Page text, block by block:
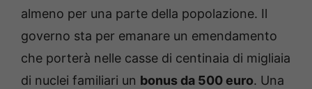
almeno per una parte della popolazione. Il
governo sta per emanare un emendamento
che porterà nelle casse di centinaia di migliaia
di nuclei familiari un bonus da 500 euro. Una